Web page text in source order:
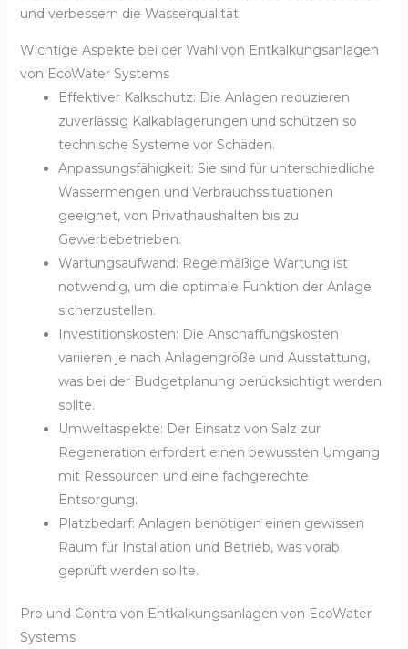
und verbessern die Wasserqualität.
Wichtige Aspekte bei der Wahl von Entkalkungsanlagen
von EcoWater Systems
Effektiver Kalkschutz: Die Anlagen reduzieren
zuverlässig Kalkablagerungen und schützen so
technische Systeme vor Schäden.
Anpassungsfähigkeit: Sie sind für unterschiedliche
Wassermengen und Verbrauchssituationen
geeignet, von Privathaushalten bis zu
Gewerbebetrieben.
Wartungsaufwand: Regelmäßige Wartung ist
notwendig, um die optimale Funktion der Anlage
sicherzustellen.
Investitionskosten: Die Anschaffungskosten
variieren je nach Anlagengröße und Ausstattung,
was bei der Budgetplanung berücksichtigt werden
sollte.
Umweltaspekte: Der Einsatz von Salz zur
Regeneration erfordert einen bewussten Umgang
mit Ressourcen und eine fachgerechte
Entsorgung.
Platzbedarf: Anlagen benötigen einen gewissen
Raum für Installation und Betrieb, was vorab
geprüft werden sollte.
Pro und Contra von Entkalkungsanlagen von EcoWater
Systems